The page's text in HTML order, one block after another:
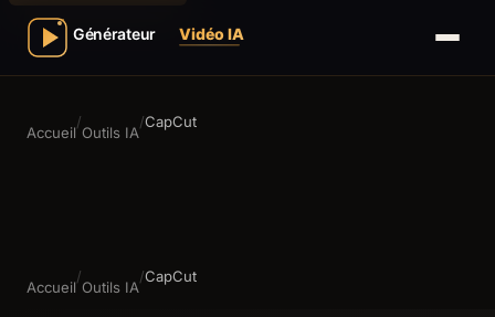
Accueil
/
Outils IA
/CapCut
Accueil
/
Outils IA
/CapCut